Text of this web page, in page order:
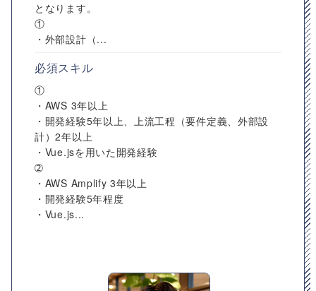
となります。
①
・外部設計（...
必須スキル
①
・AWS 3年以上
・開発経験5年以上、上流工程（要件定義、外部設
計）2年以上
・Vue.jsを用いた開発経験
➁
・AWS Amplify 3年以上
・開発経験5年程度
・Vue.js...